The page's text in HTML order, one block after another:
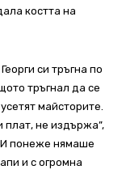
костта на
си тръгна по
тръгнал да се
майсторите.
плат, не издържа”,
И понеже нямаше
и с огромна